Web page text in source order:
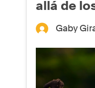
allá de
Gaby